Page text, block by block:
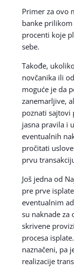
Primer za ovo
banke
procenti koje
sebe.
Takođe,
novčanika ili
moguće je da
zanemarljive,
poznati sajtovi
jasna pravila i
eventualnih
pročitati
prvu
Još jedna od
pre prve
eventualnim
su naknade za
skrivene
procesa
naznačeni, pa
realizacije